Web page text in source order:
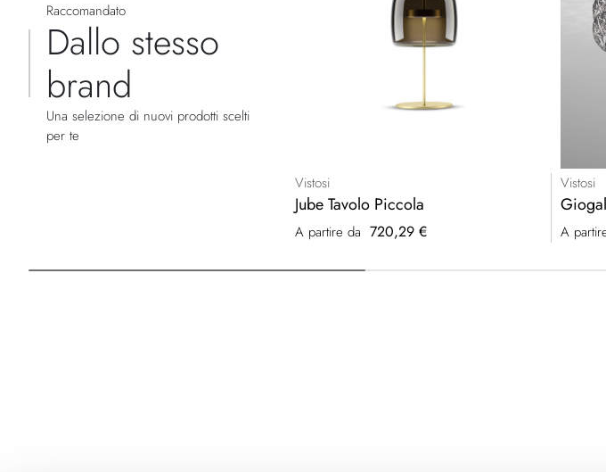
Raccomandato
Dallo stesso
brand
Una selezione di nuovi prodotti scelti
per te
Vistosi
Jube Tavolo Piccola
A partire da 720,29 €
Vistosi
A